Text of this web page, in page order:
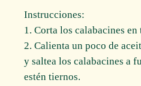
Instrucciones:
1. Corta los calabacines en
2. Calienta un poco de
y saltea los calabacines a
estén tiernos.